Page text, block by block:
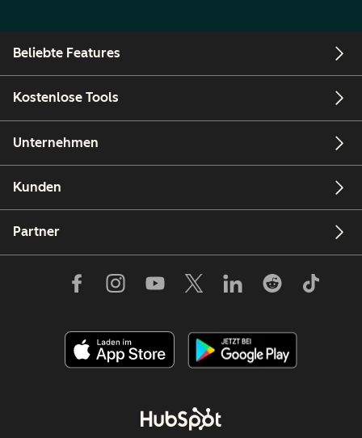
Beliebte Features
Kostenlose Tools
Unternehmen
Kunden
Partner